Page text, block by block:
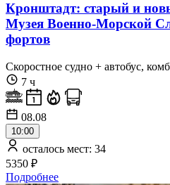
Кронштадт: старый и
Музея Военно-Морской
фортов
Скоростное судно + автобус,
7 ч
08.08
10:00
осталось мест: 34
5350 ₽
Подробнее